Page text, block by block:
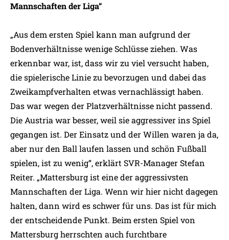
Mannschaften der Liga“
„Aus dem ersten Spiel kann man aufgrund der
Bodenverhältnisse wenige Schlüsse ziehen. Was
erkennbar war, ist, dass wir zu viel versucht haben,
die spielerische Linie zu bevorzugen und dabei das
Zweikampfverhalten etwas vernachlässigt haben.
Das war wegen der Platzverhältnisse nicht passend.
Die Austria war besser, weil sie aggressiver ins Spiel
gegangen ist. Der Einsatz und der Willen waren ja da,
aber nur den Ball laufen lassen und schön Fußball
spielen, ist zu wenig“, erklärt SVR-Manager Stefan
Reiter. „Mattersburg ist eine der aggressivsten
Mannschaften der Liga. Wenn wir hier nicht dagegen
halten, dann wird es schwer für uns. Das ist für mich
der entscheidende Punkt. Beim ersten Spiel von
Mattersburg herrschten auch furchtbare